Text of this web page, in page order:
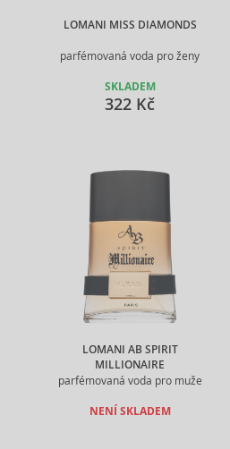
LOMANI MISS DIAMONDS
parfémovaná voda pro ženy
SKLADEM
322 Kč
LOMANI AB SPIRIT
MILLIONAIRE
parfémovaná voda pro muže
NENÍ SKLADEM